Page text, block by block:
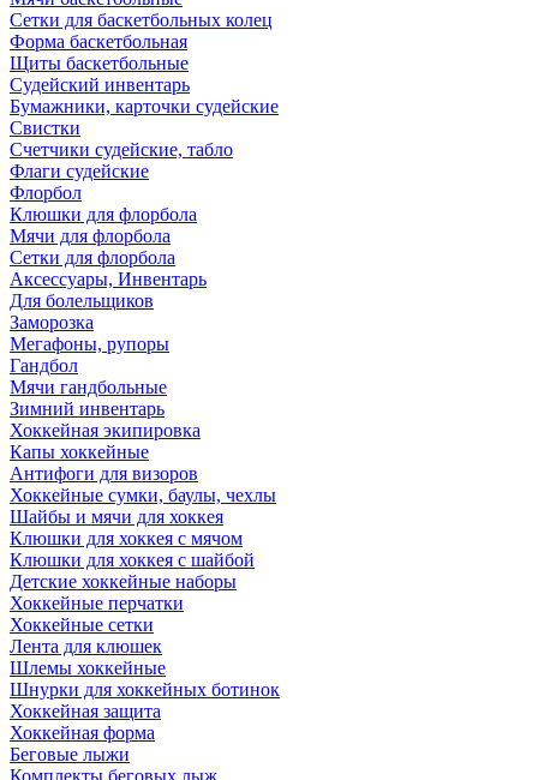
Сетки для баскетбольных колец
Форма баскетбольная
Щиты баскетбольные
Судейский инвентарь
Бумажники, карточки судейские
Свистки
Счетчики судейские, табло
Флаги судейские
Флорбол
Клюшки для флорбола
Мячи для флорбола
Сетки для флорбола
Аксессуары, Инвентарь
Для болельщиков
Заморозка
Мегафоны, рупоры
Гандбол
Мячи гандбольные
Зимний инвентарь
Хоккейная экипировка
Капы хоккейные
Антифоги для визоров
Хоккейные сумки, баулы, чехлы
Шайбы и мячи для хоккея
Клюшки для хоккея с мячом
Клюшки для хоккея с шайбой
Детские хоккейные наборы
Хоккейные перчатки
Хоккейные сетки
Лента для клюшек
Шлемы хоккейные
Шнурки для хоккейных ботинок
Хоккейная защита
Хоккейная форма
Беговые лыжи
Комплекты беговых лыж